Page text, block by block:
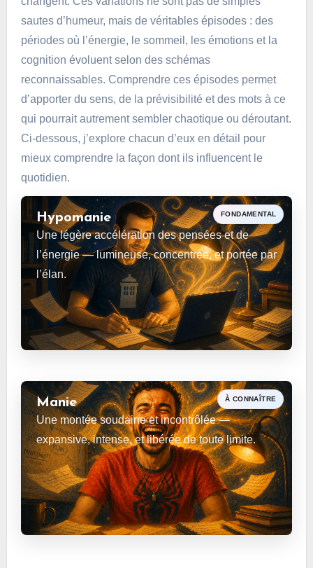
sautes d’humeur, mais de véritables épisodes : des
périodes où l’énergie, le sommeil, les émotions et la
cognition évoluent selon des schémas
reconnaissables. Comprendre ces épisodes permet
d’apporter du sens, de la prévisibilité et des mots à ce
qui pourrait autrement sembler chaotique ou déroutant.
Ci-dessous, j’explore chacun d’eux en détail pour
mieux comprendre la façon dont ils influencent le
quotidien.
FONDAMENTAL
Hypomanie
Une légère accélération des pensées et de
l’énergie — lumineuse, concentrée, et portée par
l’élan.
À CONNAÎTRE
Manie
Une montée soudaine et incontrôlée —
expansive, intense, et libérée de toute limite.